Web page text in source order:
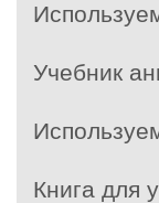
Учебник
Книга для